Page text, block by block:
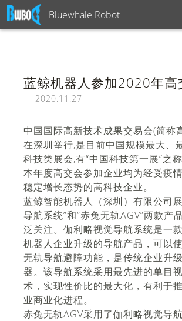
Bluewhale Robot
蓝鲸机器人参加2020年高
2020.11.27
中国国际高新技术成果交易会(简称
在深圳举行,是目前中国规模最大、
科技类展会,有“中国科技第一展”之称
本年度高交会参加企业均为经受疫
稳定增长态势的高科技企业。
蓝鲸智能机器人（深圳）有限公司
导航系统”和“赤兔无轨AGV”两款产
泛关注。伽利略视觉导航系统是一
机器人企业升级的导航产品，可以
无轨导航避障功能，是传统企业升
器。该导航系统采用最先进的单目
术，实现性价比的最大化，有利于
业商业化进程。
赤兔无轨AGV采用了伽利略视觉导